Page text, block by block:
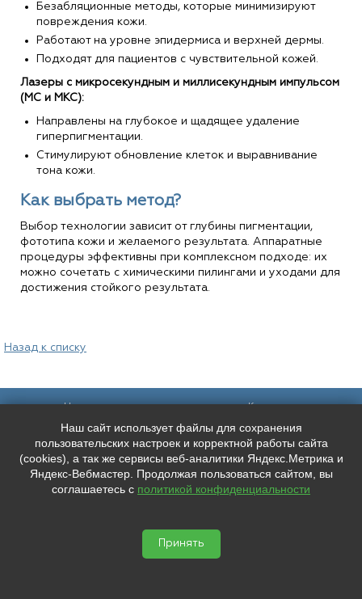
Безабляционные методы, которые минимизируют
повреждения кожи.
Работают на уровне эпидермиса и верхней дермы.
Подходят для пациентов с чувствительной кожей.
Лазеры с микросекундным и миллисекундным импульсом
(МС и МКС):
Направлены на глубокое и щадящее удаление
гиперпигментации.
Стимулируют обновление клеток и выравнивание
тона кожи.
Как выбрать метод?
Выбор технологии зависит от глубины пигментации,
фототипа кожи и желаемого результата. Аппаратные
процедуры эффективны при комплексном подходе: их
можно сочетать с химическими пилингами и уходами для
достижения стойкого результата.
Назад к списку
ООО "ЛУЧШЕЕ ЛИЦО"
Наш адрес:
Санкт-Петербург,
Каменноостровский пр. 61/2, вход в
арку со стороны улицы Чапыгина
Режим работы: пн - пт: 10:00 - 18:00
Контакты:
+7 (921) 9606133
+7 (991) 0165010
mederispb@yandex.ru
Мы в социальных сетях:
Наш сайт использует файлы для сохранения
пользовательских настроек и корректной работы сайта
(cookies), а так же сервисы веб-аналитики Яндекс.Метрика и
Яндекс-Вебмастер. Продолжая пользоваться сайтом, вы
соглашаетесь с политикой конфиденциальности
Принять